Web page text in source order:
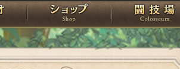
スタジオ ショップ